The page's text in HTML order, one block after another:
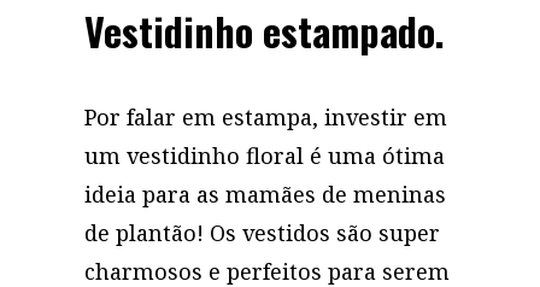
Vestidinho estampado.
Por falar em estampa, investir em
um vestidinho floral é uma ótima
ideia para as mamães de meninas
de plantão! Os vestidos são super
charmosos e perfeitos para serem